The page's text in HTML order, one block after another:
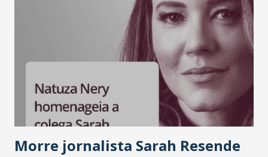
Morre jornalista Sarah Resende